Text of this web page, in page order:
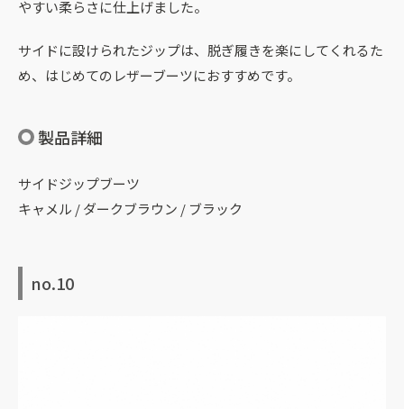
やすい柔らさに仕上げました。
サイドに設けられたジップは、脱ぎ履きを楽にしてくれるた
め、はじめてのレザーブーツにおすすめです。
製品詳細
サイドジップブーツ
キャメル / ダークブラウン / ブラック
no.10